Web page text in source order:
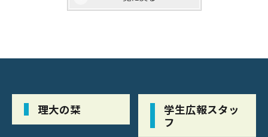
理大の栞
学生広報スタッ
フ